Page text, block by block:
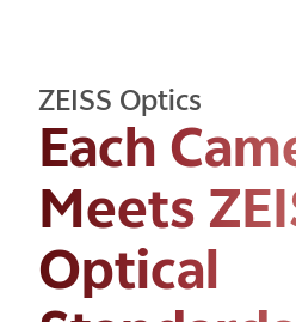
ZEISS Optics
Each
Meets
Optical